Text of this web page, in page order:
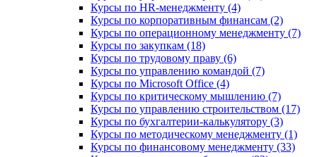
Курсы по HR-менеджменту (4)
Курсы по корпоративным финансам (2)
Курсы по операционному менеджменту (7)
Курсы по закупкам (18)
Курсы по трудовому праву (6)
Курсы по управлению командой (7)
Курсы по Microsoft Office (4)
Курсы по критическому мышлению (7)
Курсы по управлению строительством (17)
Курсы по бухгалтерии-калькулятору (3)
Курсы по методическому менеджменту (1)
Курсы по финансовому менеджменту (33)